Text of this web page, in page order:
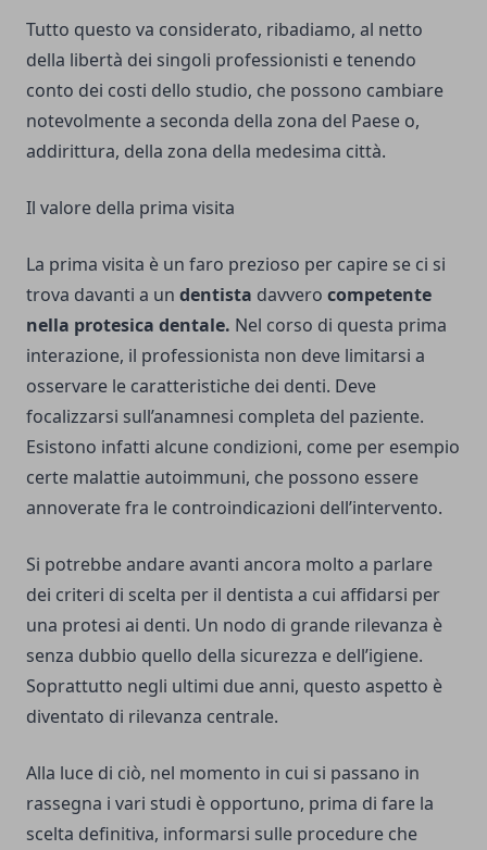
Tutto questo va considerato, ribadiamo, al netto
della libertà dei singoli professionisti e tenendo
conto dei costi dello studio, che possono cambiare
notevolmente a seconda della zona del Paese o,
addirittura, della zona della medesima città.
Il valore della prima visita
La prima visita è un faro prezioso per capire se ci si
trova davanti a un dentista davvero competente
nella protesica dentale. Nel corso di questa prima
interazione, il professionista non deve limitarsi a
osservare le caratteristiche dei denti. Deve
focalizzarsi sull’anamnesi completa del paziente.
Esistono infatti alcune condizioni, come per esempio
certe malattie autoimmuni, che possono essere
annoverate fra le controindicazioni dell’intervento.
Si potrebbe andare avanti ancora molto a parlare
dei criteri di scelta per il dentista a cui affidarsi per
una protesi ai denti. Un nodo di grande rilevanza è
senza dubbio quello della sicurezza e dell’igiene.
Soprattutto negli ultimi due anni, questo aspetto è
diventato di rilevanza centrale.
Alla luce di ciò, nel momento in cui si passano in
rassegna i vari studi è opportuno, prima di fare la
scelta definitiva, informarsi sulle procedure che